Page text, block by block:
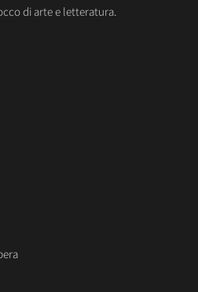
di arte e letteratura.